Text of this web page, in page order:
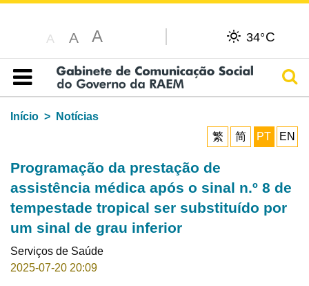
A A A 34°C
Índice
Início
Notícias
繁
简 PT EN
Programação da prestação de
assistência médica após o sinal n.º 8 de
tempestade tropical ser substituído por
um sinal de grau inferior
Serviços de Saúde
2025-07-20 20:09